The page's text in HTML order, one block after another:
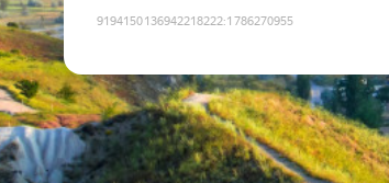
9194150136942218222:1786270955